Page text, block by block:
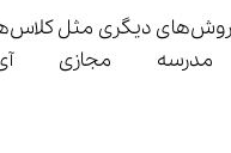
مدرسه